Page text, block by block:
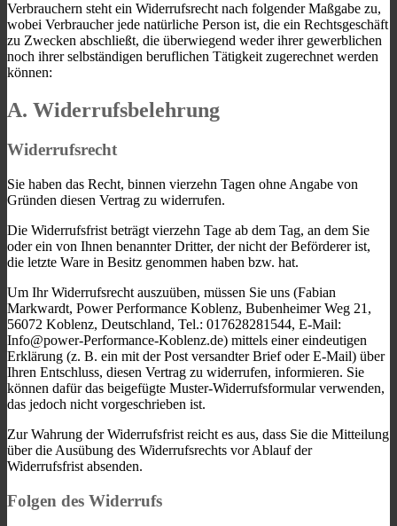
Verbrauchern steht ein Widerrufsrecht nach folgender Maßgabe zu,
wobei Verbraucher jede natürliche Person ist, die ein Rechtsgeschäft
zu Zwecken abschließt, die überwiegend weder ihrer gewerblichen
noch ihrer selbständigen beruflichen Tätigkeit zugerechnet werden
können:
A. Widerrufsbelehrung
Widerrufsrecht
Sie haben das Recht, binnen vierzehn Tagen ohne Angabe von
Gründen diesen Vertrag zu widerrufen.
Die Widerrufsfrist beträgt vierzehn Tage ab dem Tag, an dem Sie
oder ein von Ihnen benannter Dritter, der nicht der Beförderer ist,
die letzte Ware in Besitz genommen haben bzw. hat.
Um Ihr Widerrufsrecht auszuüben, müssen Sie uns (Fabian
Markwardt, Power Performance Koblenz, Bubenheimer Weg 21,
56072 Koblenz, Deutschland, Tel.: 017628281544, E-Mail:
Info@power-Performance-Koblenz.de) mittels einer eindeutigen
Erklärung (z. B. ein mit der Post versandter Brief oder E-Mail) über
Ihren Entschluss, diesen Vertrag zu widerrufen, informieren. Sie
können dafür das beigefügte Muster-Widerrufsformular verwenden,
das jedoch nicht vorgeschrieben ist.
Zur Wahrung der Widerrufsfrist reicht es aus, dass Sie die Mitteilung
über die Ausübung des Widerrufsrechts vor Ablauf der
Widerrufsfrist absenden.
Folgen des Widerrufs